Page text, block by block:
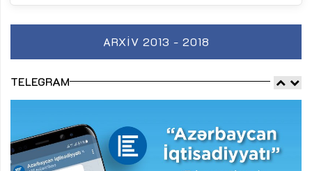
ARXIV 2013 - 2018
TELEGRAM